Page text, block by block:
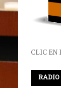
CLIC EN